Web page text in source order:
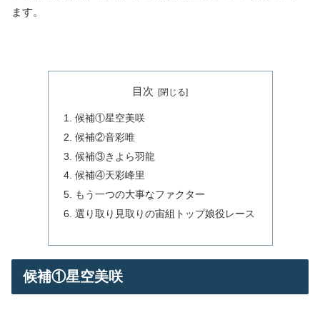
ます。
目次
候補①星空美咲
候補②音彩唯
候補③きよら羽龍
候補④天彩峰里
もう一つの大事なファクター
選り取り見取りの宙組トップ娘役レース
候補①星空美咲